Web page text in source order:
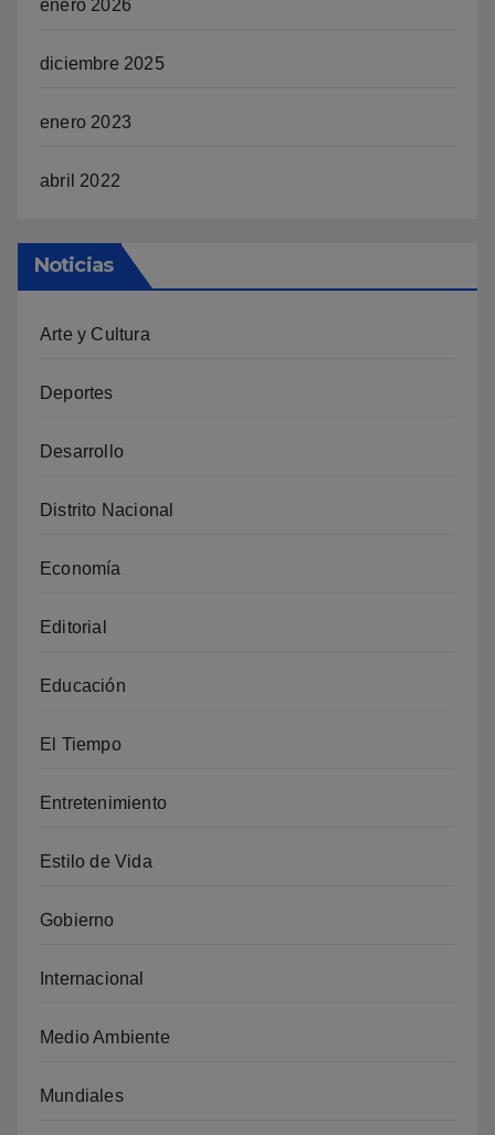
enero 2026
diciembre 2025
enero 2023
abril 2022
Noticias
Arte y Cultura
Deportes
Desarrollo
Distrito Nacional
Economía
Editorial
Educación
El Tiempo
Entretenimiento
Estilo de Vida
Gobierno
Internacional
Medio Ambiente
Mundiales